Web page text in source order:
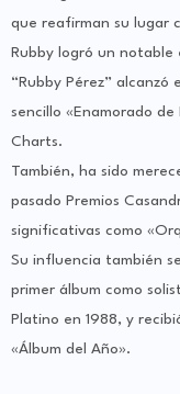
que reafirman su lugar
Rubby logró un notable
“Rubby Pérez”
sencillo «Enamorado
Charts.
También, ha sido
pasado Premios
significativas como
Su influencia también
primer álbum como
Platino en 1988, y
«Álbum del Año».